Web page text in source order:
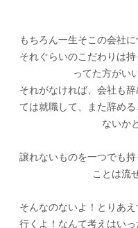
もちろん一生そこの会社
それぐらいのこだわりは
ってた方がい
それがなければ、会社も
ては就職して、また辞め
ないか
譲れないものを一つでも
ことは流
そんなのないよ！とりあ
行くよ！なんて考えはい